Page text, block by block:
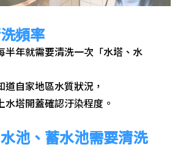
頻率
半年就需要清洗一次「水塔、水
道自家地區水質狀況，
水塔開蓋確認汙染程度。
池、蓄水池需要清洗